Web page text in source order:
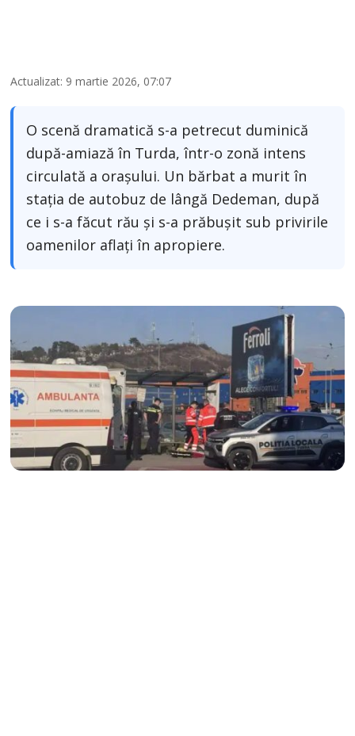
Actualizat: 9 martie 2026, 07:07
O scenă dramatică s-a petrecut duminică
după-amiază în Turda, într-o zonă intens
circulată a orașului. Un bărbat a murit în
stația de autobuz de lângă Dedeman, după
ce i s-a făcut rău și s-a prăbușit sub privirile
oamenilor aflați în apropiere.